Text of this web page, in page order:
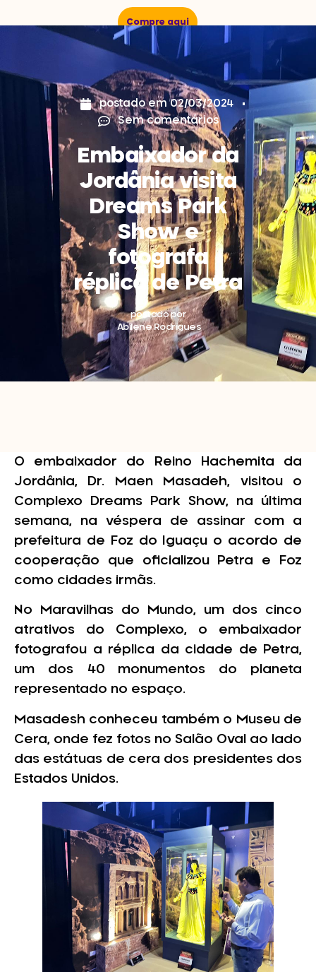
Compre aqui
postado em 02/03/2024
Sem comentários
Embaixador da
Jordânia visita
Dreams Park
Show e
fotografa
réplica de Petra
postado por
Abilene Rodrigues
O embaixador do Reino Hachemita da
Jordânia, Dr. Maen Masadeh, visitou o
Complexo Dreams Park Show, na última
semana, na véspera de assinar com a
prefeitura de Foz do Iguaçu o acordo de
cooperação que oficializou Petra e Foz
como cidades irmãs.
No Maravilhas do Mundo, um dos cinco
atrativos do Complexo, o embaixador
fotografou a réplica da cidade de Petra,
um dos 40 monumentos do planeta
representado no espaço.
Masadesh conheceu também o Museu de
Cera, onde fez fotos no Salão Oval ao lado
das estátuas de cera dos presidentes dos
Estados Unidos.